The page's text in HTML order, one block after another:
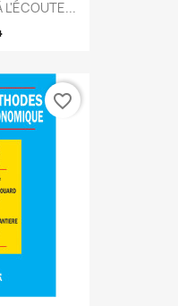
L'ÉCOUTE...
favorite_border